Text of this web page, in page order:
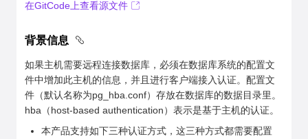
在GitCode上查看源文件
背景信息
如果主机需要远程连接数据库，必须在数据库系统的配置文
件中增加此主机的信息，并且进行客户端接入认证。配置文
件（默认名称为pg_hba.conf）存放在数据库的数据目录里。
hba（host-based authentication）表示是基于主机的认证。
本产品支持如下三种认证方式，这三种方式都需要配置